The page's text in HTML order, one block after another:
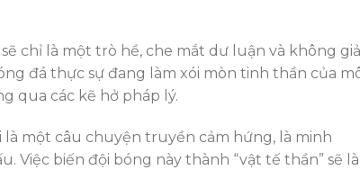
chỉ là một trò hề, che mắt dư luận và không
đá thực sự đang làm xói mòn tinh thần của
qua các kẽ hở pháp lý.
là một câu chuyện truyền cảm hứng, là minh
Việc biến đội bóng này thành “vật tế thần” sẽ là